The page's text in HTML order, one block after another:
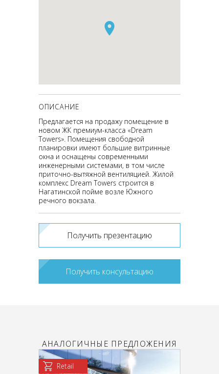
ОПИСАНИЕ
Предлагается на продажу помещение в
новом ЖК премиум-класса «Dream
Towers». Помещения свободной
планировки имеют большие витринные
окна и оснащены современными
инженерными системами, в том числе
приточно-вытяжной вентиляцией. Жилой
комплекс Dream Towers строится в
Нагатинской пойме возле Южного
речного вокзала.
Получить презентацию
Получить консультацию
АНАЛОГИЧНЫЕ ПРЕДЛОЖЕНИЯ
Retail